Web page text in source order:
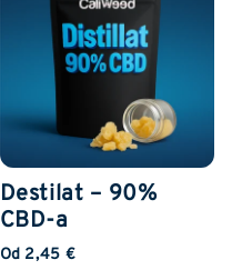
Destilat – 90%
CBD-a
Od 2,45 €